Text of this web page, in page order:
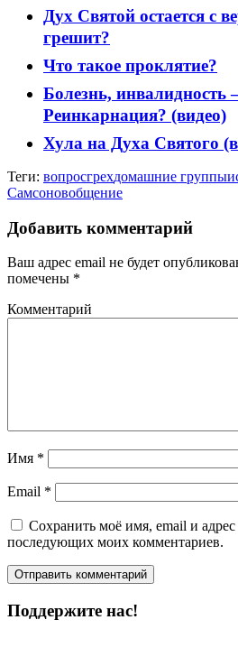
Дух Святой остается с
грешит?
Что такое проклятие?
Болезнь, инвалидность
Реинкарнация? (видео)
Хула на Духа Святого
Теги: вопросгрехдомашние группы
Самсоновобщение
Добавить комментарий
Ваш адрес email не будет
помечены *
Комментарий
Имя *
Email *
Сохранить моё имя, email и адрес
последующих моих комментариев.
Поддержите нас!